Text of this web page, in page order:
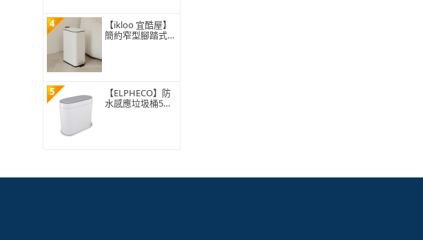
4
【ikloo 宜酷屋】
簡約窄型腳踏式垃
5
【ELPHECO】防
水感應垃圾桶5公